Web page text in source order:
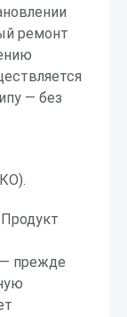
ремонт
— без
Продукт
прежде